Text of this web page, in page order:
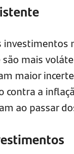
mais
maior
contra a
ao passar